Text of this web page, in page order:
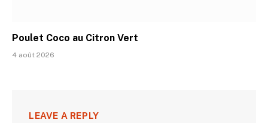
Poulet Coco au Citron Vert
4 août 2026
LEAVE A REPLY